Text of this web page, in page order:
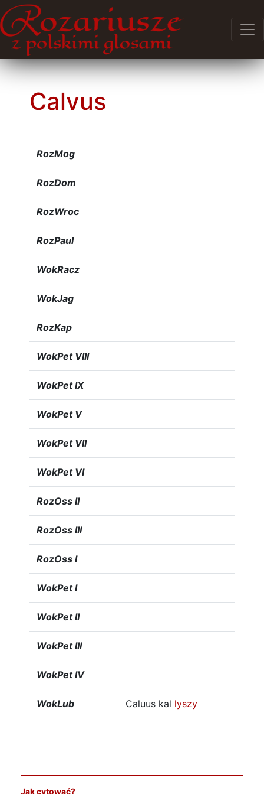
Calvus
RozMog
RozDom
RozWroc
RozPaul
WokRacz
WokJag
RozKap
WokPet VIII
WokPet IX
WokPet V
WokPet VII
WokPet VI
RozOss II
RozOss III
RozOss I
WokPet I
WokPet II
WokPet III
WokPet IV
WokLub Caluus kal lyszy
Jak cytować?